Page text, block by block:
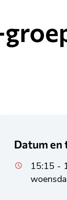
Datum en
15:15 -